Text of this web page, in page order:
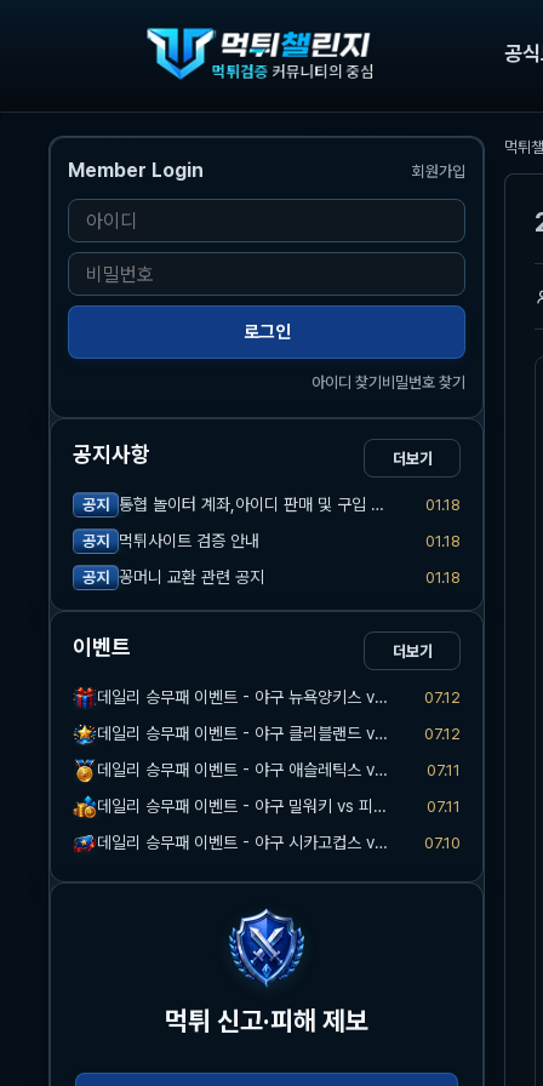
공
Member Login 회원가입
아
이
비
밀
호
로그인
아이디 찾기 비밀번호 찾기
공지사항 더보기
공지 통협 놀이터 계좌,아이디 판매 및 구입 관련 공지 01.18
공지 먹튀사이트 검증 안내 01.18
공지 꽁머니 교환 관련 공지 01.18
이벤트 더보기
데일리 승무패 이벤트 - 야구 뉴욕양키스 vs 워싱턴 07.12
데일리 승무패 이벤트 - 야구 클리블랜드 vs 마이애미 07.12
데일리 승무패 이벤트 - 야구 애슬레틱스 vs 시카고화이트삭스 07.11
데일리 승무패 이벤트 - 야구 밀워키 vs 피츠버그 07.11
데일리 승무패 이벤트 - 야구 시카고컵스 vs 신시내티 07.10
먹튀 신고·피해 제보
먹튀